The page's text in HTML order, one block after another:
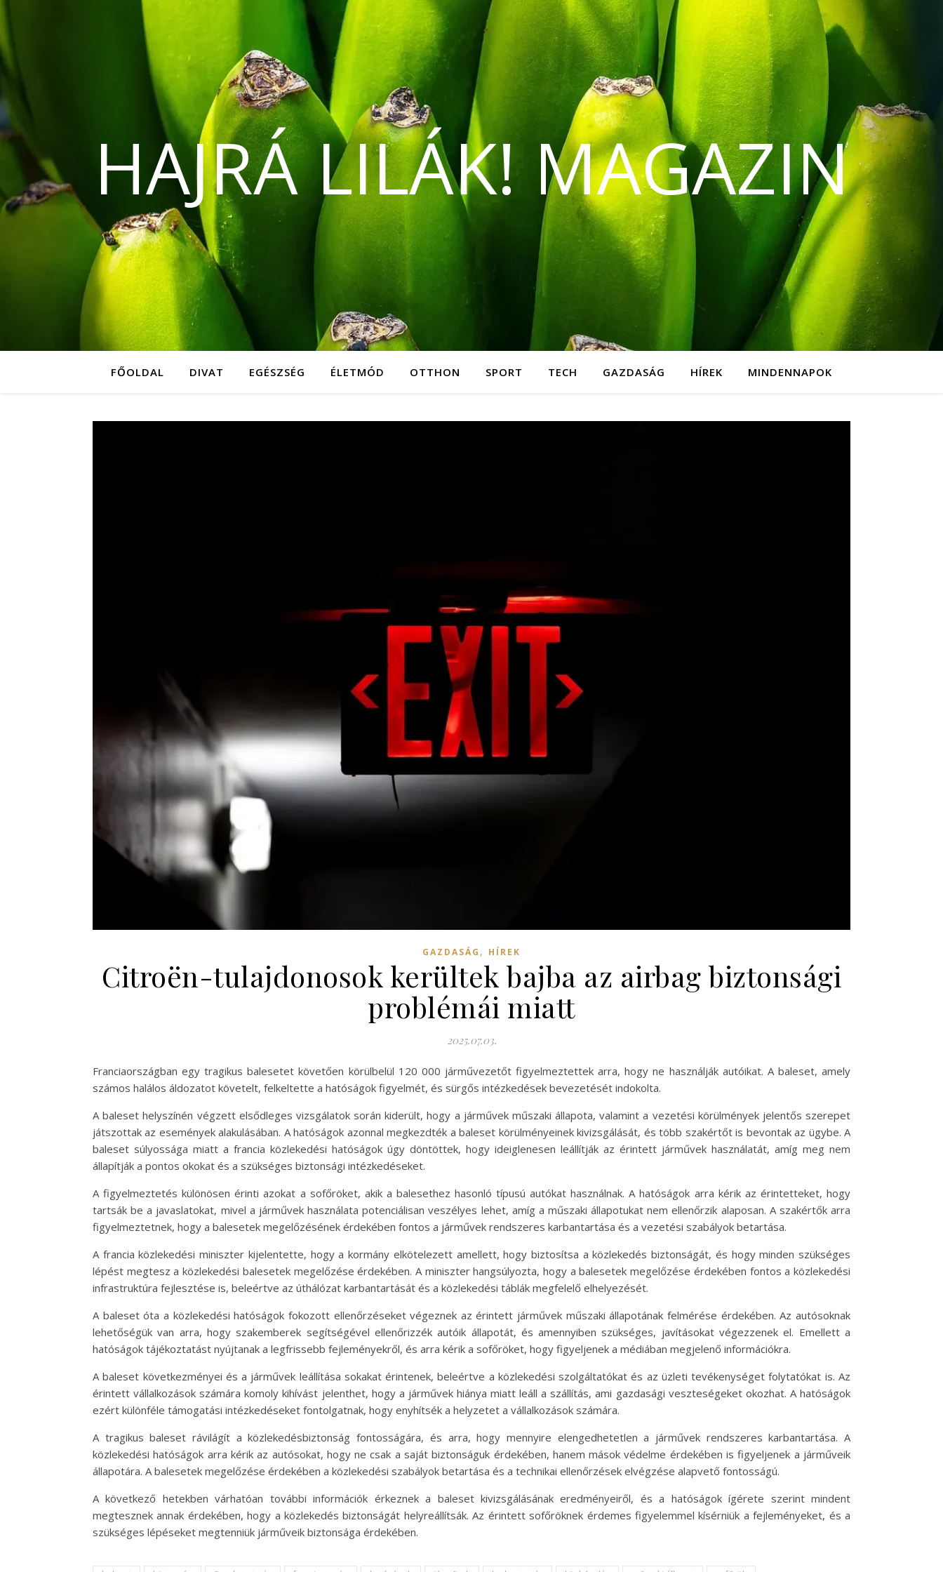
HAJRÁ LILÁK! MAGAZIN
FŐOLDAL DIVAT EGÉSZSÉG ÉLETMÓD OTTHON SPORT TECH GAZDASÁG HÍREK MINDENNAPOK
GAZDASÁG , HÍREK
Citroën-tulajdonosok kerültek bajba az airbag biztonsági
problémái miatt
2025.07.03.
Franciaországban egy tragikus balesetet követően körülbelül 120 000 járművezetőt figyelmeztettek arra, hogy ne használják autóikat. A baleset, amely
számos halálos áldozatot követelt, felkeltette a hatóságok figyelmét, és sürgős intézkedések bevezetését indokolta.
A baleset helyszínén végzett elsődleges vizsgálatok során kiderült, hogy a járművek műszaki állapota, valamint a vezetési körülmények jelentős szerepet
játszottak az események alakulásában. A hatóságok azonnal megkezdték a baleset körülményeinek kivizsgálását, és több szakértőt is bevontak az ügybe. A
baleset súlyossága miatt a francia közlekedési hatóságok úgy döntöttek, hogy ideiglenesen leállítják az érintett járművek használatát, amíg meg nem
állapítják a pontos okokat és a szükséges biztonsági intézkedéseket.
A figyelmeztetés különösen érinti azokat a sofőröket, akik a balesethez hasonló típusú autókat használnak. A hatóságok arra kérik az érintetteket, hogy
tartsák be a javaslatokat, mivel a járművek használata potenciálisan veszélyes lehet, amíg a műszaki állapotukat nem ellenőrzik alaposan. A szakértők arra
figyelmeztetnek, hogy a balesetek megelőzésének érdekében fontos a járművek rendszeres karbantartása és a vezetési szabályok betartása.
A francia közlekedési miniszter kijelentette, hogy a kormány elkötelezett amellett, hogy biztosítsa a közlekedés biztonságát, és hogy minden szükséges
lépést megtesz a közlekedési balesetek megelőzése érdekében. A miniszter hangsúlyozta, hogy a balesetek megelőzése érdekében fontos a közlekedési
infrastruktúra fejlesztése is, beleértve az úthálózat karbantartását és a közlekedési táblák megfelelő elhelyezését.
A baleset óta a közlekedési hatóságok fokozott ellenőrzéseket végeznek az érintett járművek műszaki állapotának felmérése érdekében. Az autósoknak
lehetőségük van arra, hogy szakemberek segítségével ellenőrizzék autóik állapotát, és amennyiben szükséges, javításokat végezzenek el. Emellett a
hatóságok tájékoztatást nyújtanak a legfrissebb fejleményekről, és arra kérik a sofőröket, hogy figyeljenek a médiában megjelenő információkra.
A baleset következményei és a járművek leállítása sokakat érintenek, beleértve a közlekedési szolgáltatókat és az üzleti tevékenységet folytatókat is. Az
érintett vállalkozások számára komoly kihívást jelenthet, hogy a járművek hiánya miatt leáll a szállítás, ami gazdasági veszteségeket okozhat. A hatóságok
ezért különféle támogatási intézkedéseket fontolgatnak, hogy enyhítsék a helyzetet a vállalkozások számára.
A tragikus baleset rávilágít a közlekedésbiztonság fontosságára, és arra, hogy mennyire elengedhetetlen a járművek rendszeres karbantartása. A
közlekedési hatóságok arra kérik az autósokat, hogy ne csak a saját biztonságuk érdekében, hanem mások védelme érdekében is figyeljenek a járműveik
állapotára. A balesetek megelőzése érdekében a közlekedési szabályok betartása és a technikai ellenőrzések elvégzése alapvető fontosságú.
A következő hetekben várhatóan további információk érkeznek a baleset kivizsgálásának eredményeiről, és a hatóságok ígérete szerint mindent
megtesznek annak érdekében, hogy a közlekedés biztonságát helyreállítsák. Az érintett sofőröknek érdemes figyelemmel kísérniük a fejleményeket, és a
szükséges lépéseket megtenniük járműveik biztonsága érdekében.